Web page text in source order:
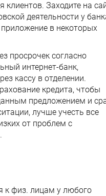
клиентов. Заходите на
деятельности у
в некоторых
просрочек согласно
интернет-банк,
кассу в отделении.
кредита, чтобы
предложением и
лучше учесть все
от проблем с
к физ. лицам у любого